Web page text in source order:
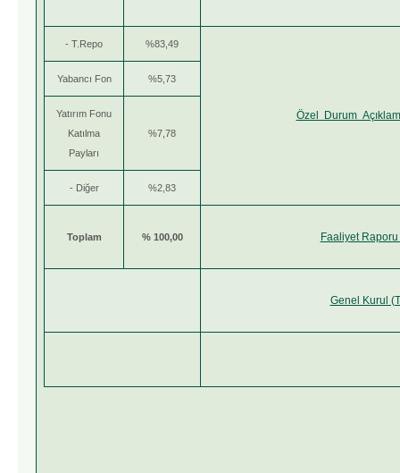
- T.Repo %83,49
Özel Durum
Yabancı Fon %5,73
Yatırım Fonu
Katılma
Payları
%7,78
- Diğer %2,83
Toplam % 100,00 Faaliyet Raporu
Genel Kurul